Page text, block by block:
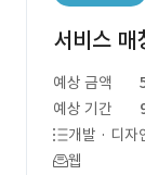
서비스 매
예상 금액
예상 기간
개발 · 디자
웹